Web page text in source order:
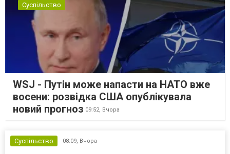
Суспільство
WSJ - Путін може напасти на НАТО вже
восени: розвідка США опублікувала
новий прогноз 09:52, Вчора
Суспільство 08:09, Вчора